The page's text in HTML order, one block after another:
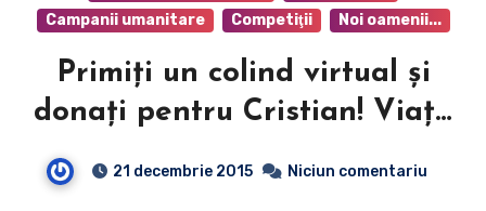
Campanii umanitare
Competiţii Noi oamenii...
Primiţi un colind virtual şi
donaţi pentru Cristian! Viaţa
e cel mai de preţ dar, iar Moş
Crăciun există în fiecare
21 decembrie 2015 Niciun comentariu